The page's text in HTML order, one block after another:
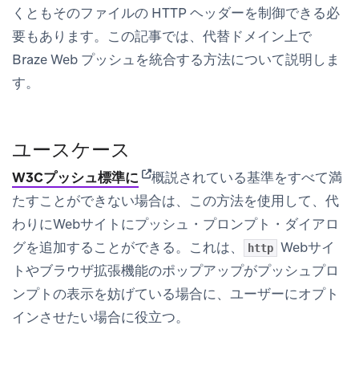
くともそのファイルの HTTP ヘッダーを制御できる必
要もあります。この記事では、代替ドメイン上で
Braze Web プッシュを統合する方法について説明しま
す。
ユースケース
W3Cプッシュ標準に (opens in new tab)
概説されている基準をすべて満
たすことができない場合は、この方法を使用して、代
わりにWebサイトにプッシュ・プロンプト・ダイアロ
グを追加することができる。これは、
http Webサイ
トやブラウザ拡張機能のポップアップがプッシュプロ
ンプトの表示を妨げている場合に、ユーザーにオプト
インさせたい場合に役立つ。